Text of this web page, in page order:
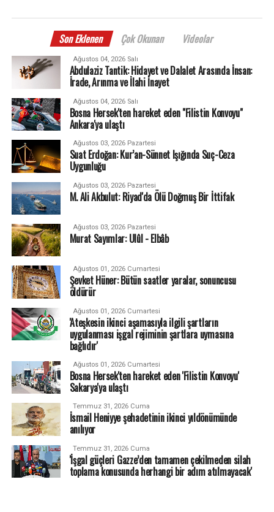
Son Eklenen Çok Okunan Videolar
Ağustos 04, 2026 Salı
Abdulaziz Tantik: Hidayet ve Dalalet Arasında İnsan:
İrade, Arınma ve İlahi İnayet
Ağustos 04, 2026 Salı
Bosna Hersek'ten hareket eden "Filistin Konvoyu"
Ankara'ya ulaştı
Ağustos 03, 2026 Pazartesi
Suat Erdoğan: Kur’an-Sünnet Işığında Suç-Ceza
Uygunluğu
Ağustos 03, 2026 Pazartesi
M. Ali Akbulut: Riyad'da Ölü Doğmuş Bir İttifak
Ağustos 03, 2026 Pazartesi
Murat Sayımlar: Ulûl - Elbâb
Ağustos 01, 2026 Cumartesi
Şevket Hüner: Bütün saatler yaralar, sonuncusu
öldürür
Ağustos 01, 2026 Cumartesi
'Ateşkesin ikinci aşamasıyla ilgili şartların
uygulanması işgal rejiminin şartlara uymasına
bağlıdır'
Ağustos 01, 2026 Cumartesi
Bosna Hersek'ten hareket eden 'Filistin Konvoyu'
Sakarya'ya ulaştı
Temmuz 31, 2026 Cuma
İsmail Heniyye şehadetinin ikinci yıldönümünde
anılıyor
Temmuz 31, 2026 Cuma
'İşgal güçleri Gazze’den tamamen çekilmeden silah
toplama konusunda herhangi bir adım atılmayacak'